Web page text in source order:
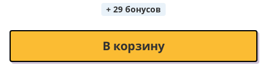
+ 29 бонусов
В корзину